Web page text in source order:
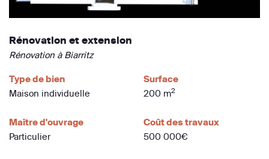
Rénovation et extension
Rénovation à Biarritz
Type de bien
Maison individuelle
Surface
200 m2
Maître d'ouvrage
Particulier
Coût des travaux
500 000€